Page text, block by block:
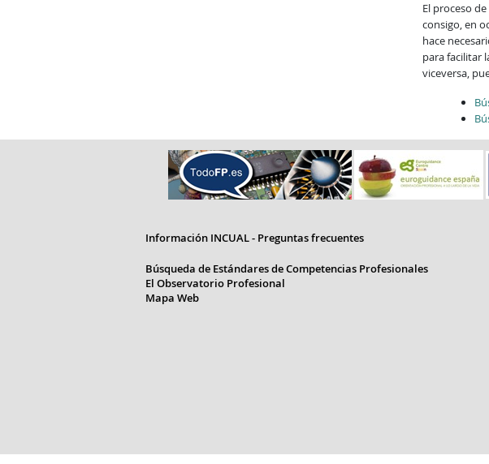
El proceso
consigo, en
hace
para facilitar
viceversa,
Información INCUAL - Preguntas frecuentes
Búsqueda de Estándares de Competencias Profesionales
El Observatorio Profesional
Mapa Web